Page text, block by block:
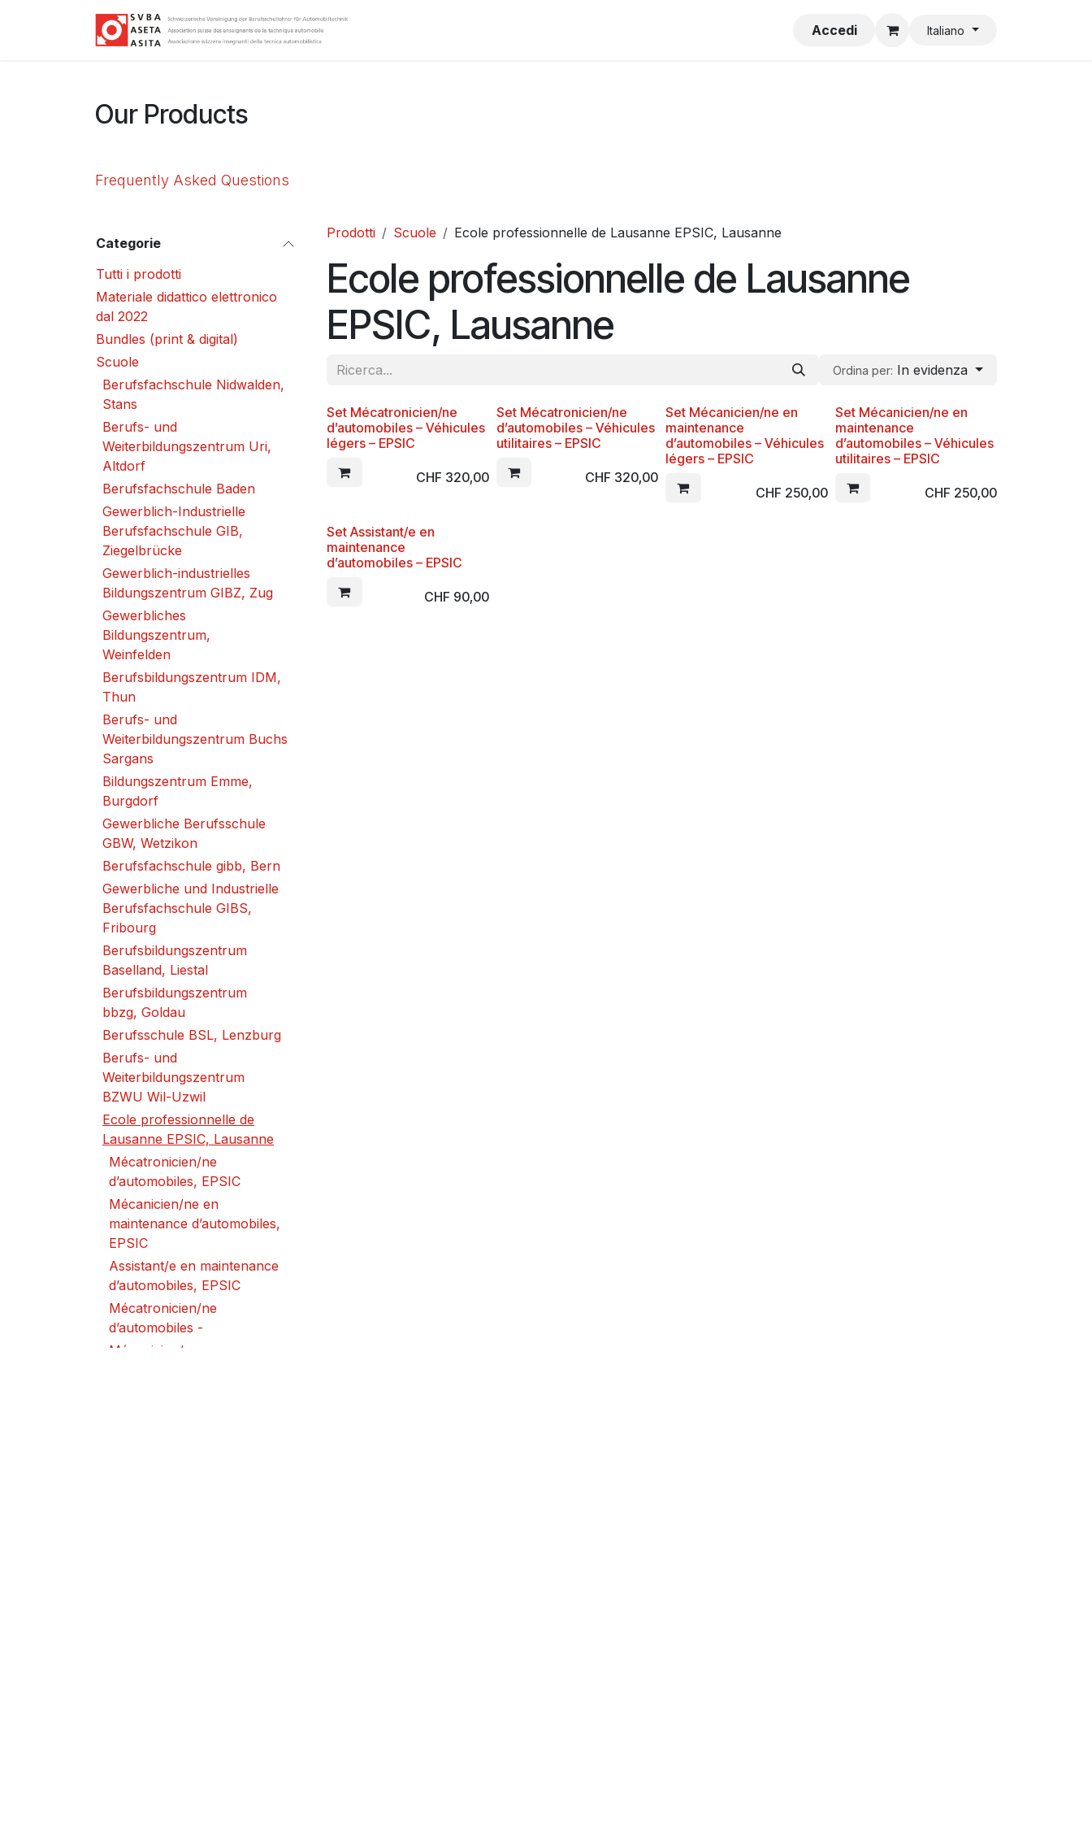
Accedi Italiano
Our Products
Frequently Asked Questions
Categorie
Tutti i prodotti
Materiale didattico elettronico
dal 2022
Bundles (print & digital)
Scuole
Berufsfachschule Nidwalden,
Stans
Berufs- und
Weiterbildungszentrum Uri,
Altdorf
Berufsfachschule Baden
Gewerblich-Industrielle
Berufsfachschule GIB,
Ziegelbrücke
Gewerblich-industrielles
Bildungszentrum GIBZ, Zug
Gewerbliches
Bildungszentrum,
Weinfelden
Berufsbildungszentrum IDM,
Thun
Berufs- und
Weiterbildungszentrum Buchs
Sargans
Bildungszentrum Emme,
Burgdorf
Gewerbliche Berufsschule
GBW, Wetzikon
Berufsfachschule gibb, Bern
Gewerbliche und Industrielle
Berufsfachschule GIBS,
Fribourg
Berufsbildungszentrum
Baselland, Liestal
Berufsbildungszentrum
bbzg, Goldau
Berufsschule BSL, Lenzburg
Berufs- und
Weiterbildungszentrum
BZWU Wil-Uzwil
Ecole professionnelle de
Lausanne EPSIC, Lausanne
Mécatronicien/ne
d’automobiles, EPSIC
Mécanicien/ne en
maintenance d’automobiles,
EPSIC
Assistant/e en maintenance
d’automobiles, EPSIC
Mécatronicien/ne
d’automobiles -
Mécanicien/ne en
Prodotti Scuole Ecole professionnelle de Lausanne EPSIC, Lausanne
Ecole professionnelle de Lausanne
EPSIC, Lausanne
Ordina per: In evidenza
Set Mécatronicien/ne
d’automobiles – Véhicules
légers – EPSIC
CHF 320,00
Set Mécatronicien/ne
d’automobiles – Véhicules
utilitaires – EPSIC
CHF 320,00
Set Mécanicien/ne en
maintenance
d’automobiles – Véhicules
légers – EPSIC
CHF 250,00
Set Mécanicien/ne en
maintenance
d’automobiles – Véhicules
utilitaires – EPSIC
CHF 250,00
Set Assistant/e en
maintenance
d’automobiles – EPSIC
CHF 90,00